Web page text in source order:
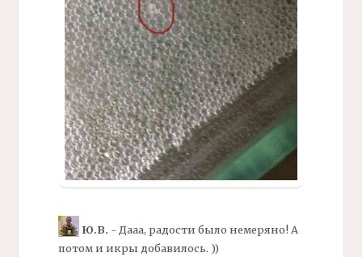
Ю.В. - Дааа, радости было немеряно! А
потом и икры добавилось. ))